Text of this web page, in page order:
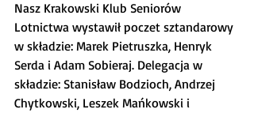
Nasz Krakowski Klub Seniorów
Lotnictwa wystawił poczet sztandarowy
w składzie: Marek Pietruszka, Henryk
Serda i Adam Sobieraj. Delegacja w
składzie: Stanisław Bodzioch, Andrzej
Chytkowski, Leszek Mańkowski i